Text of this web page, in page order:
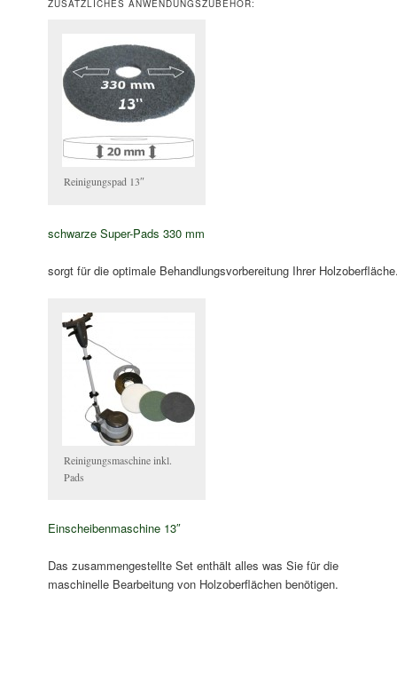
ZUSÄTZLICHES ANWENDUNGSZUBEHÖR:
Reinigungspad 13″
schwarze Super-Pads 330 mm
sorgt für die optimale Behandlungsvorbereitung Ihrer
Reinigungsmaschine inkl.
Pads
Einscheibenmaschine 13″
Das zusammengestellte Set enthält alles was Sie für die
maschinelle Bearbeitung von Holzoberflächen benötigen.